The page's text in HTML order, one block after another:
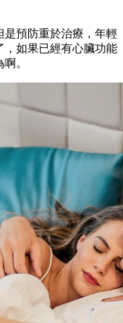
預防重於治療，年輕
，如果已經有心臟功能
。